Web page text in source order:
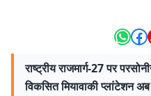
राष्ट्रीय राजमार्ग-27 पर
विकसित मियावाकी प्लांटेशन